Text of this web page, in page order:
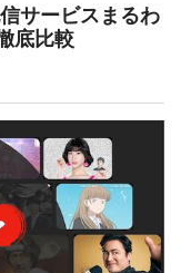
サービスまるわ
底比較